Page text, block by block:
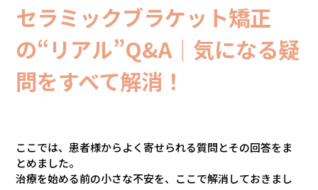
セラミックブラケット矯正
の“リアル”Q&A｜気になる疑
問をすべて解消！
ここでは、患者様からよく寄せられる質問とその回答をま
とめました。
治療を始める前の小さな不安を、ここで解消しておきまし